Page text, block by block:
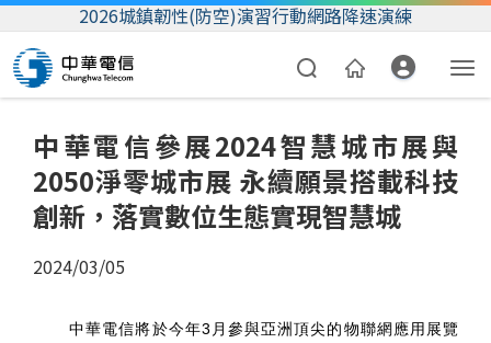
2026城鎮韌性(防空)演習行動網路降速演練
中華電信參展2024智慧城市展與
2050淨零城市展 永續願景搭載科技
創新，落實數位生態實現智慧城
2024/03/05
中華電信將於今年3月參與亞洲頂尖的物聯網應用展覽